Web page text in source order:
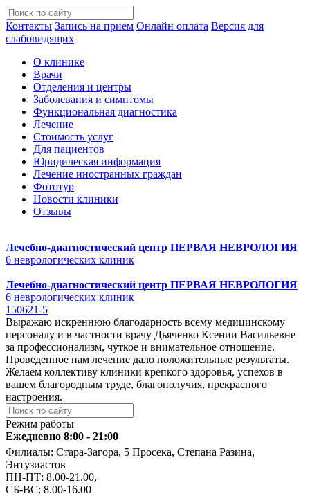
Контакты Запись на прием Онлайн оплата Версия для
слабовидящих
О клинике
Врачи
Отделения и центры
Заболевания и симптомы
Функциональная диагностика
Лечение
Стоимость услуг
Для пациентов
Юридическая информация
Лечение иностранных граждан
Фототур
Новости клиники
Отзывы
Лечебно-диагностический центр ПЕРВАЯ НЕВРОЛОГИЯ
6 неврологических клиник
Лечебно-диагностический центр ПЕРВАЯ НЕВРОЛОГИЯ
6 неврологических клиник
150621-5
Выражаю искреннюю благодарность всему медицинскому
персоналу и в частности врачу Дьяченко Ксении Васильевне
за профессионализм, чуткое и внимательное отношение.
Проведенное нам лечение дало положительные результаты.
Желаем коллективу клиники крепкого здоровья, успехов в
вашем благородным труде, благополучия, прекрасного
настроения.
Режим работы
Ежедневно 8:00 - 21:00
Филиалы: Стара-Загора, 5 Просека, Степана Разина,
Энтузиастов
ПН-ПТ: 8.00-21.00,
СБ-ВС: 8.00-16.00